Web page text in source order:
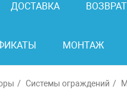
ДОСТАВКА ВОЗВРАТ
МОНТАЖ
Системы ограждений